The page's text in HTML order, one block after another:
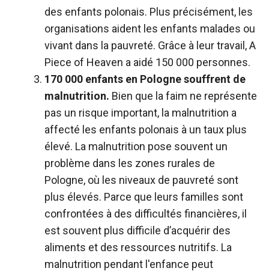
des enfants polonais. Plus précisément, les
organisations aident les enfants malades ou
vivant dans la pauvreté. Grâce à leur travail, A
Piece of Heaven a aidé 150 000 personnes.
170 000 enfants en Pologne souffrent de
malnutrition. Bien que la faim ne représente
pas un risque important, la malnutrition a
affecté les enfants polonais à un taux plus
élevé. La malnutrition pose souvent un
problème dans les zones rurales de
Pologne, où les niveaux de pauvreté sont
plus élevés. Parce que leurs familles sont
confrontées à des difficultés financières, il
est souvent plus difficile d’acquérir des
aliments et des ressources nutritifs. La
malnutrition pendant l'enfance peut